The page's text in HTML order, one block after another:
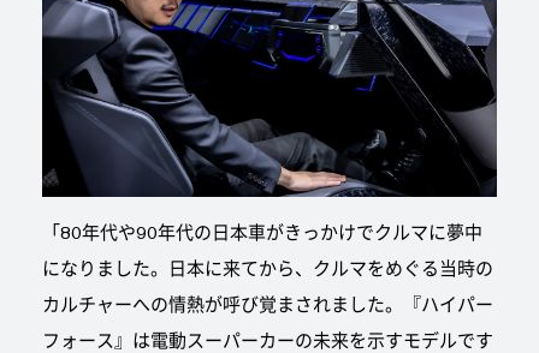
「80年代や90年代の日本車がきっかけでクルマに夢中
になりました。日本に来てから、クルマをめぐる当時の
カルチャーへの情熱が呼び覚まされました。『ハイパー
フォース』は電動スーパーカーの未来を示すモデルです